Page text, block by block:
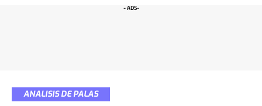
- ADS-
ANALISIS DE PALAS